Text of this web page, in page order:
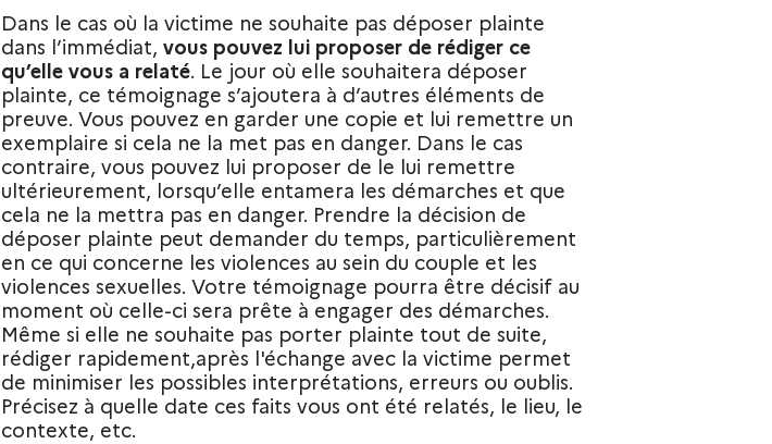
Dans le cas où la victime ne souhaite pas déposer plainte
dans l’immédiat, vous pouvez lui proposer de rédiger ce
qu’elle vous a relaté. Le jour où elle souhaitera déposer
plainte, ce témoignage s’ajoutera à d’autres éléments de
preuve. Vous pouvez en garder une copie et lui remettre un
exemplaire si cela ne la met pas en danger. Dans le cas
contraire, vous pouvez lui proposer de le lui remettre
ultérieurement, lorsqu’elle entamera les démarches et que
cela ne la mettra pas en danger. Prendre la décision de
déposer plainte peut demander du temps, particulièrement
en ce qui concerne les violences au sein du couple et les
violences sexuelles. Votre témoignage pourra être décisif au
moment où celle-ci sera prête à engager des démarches.
Même si elle ne souhaite pas porter plainte tout de suite,
rédiger rapidement,après l'échange avec la victime permet
de minimiser les possibles interprétations, erreurs ou oublis.
Précisez à quelle date ces faits vous ont été relatés, le lieu, le
contexte, etc.